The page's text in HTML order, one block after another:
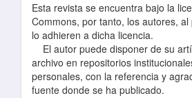
Esta revista se encuentra bajo la
Commons, por tanto, los autores,
lo adhieren a dicha licencia.
El autor puede disponer de su
archivo en repositorios
personales, con la referencia y
fuente donde se ha publicado.